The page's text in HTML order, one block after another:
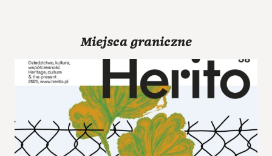
Miejsca graniczne